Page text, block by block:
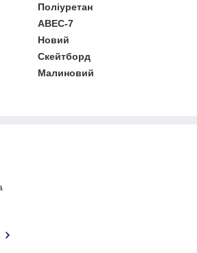
Поліуретан
ABEC-7
Новий
Скейтборд
Малиновий